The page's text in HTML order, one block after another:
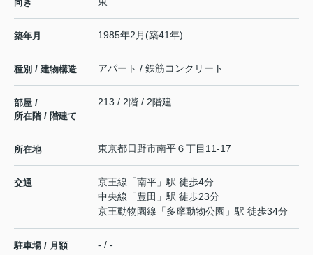
向き
築年月 1985年2月(築41年)
種別 / 建物構造 アパート / 鉄筋コンクリート
部屋 /
所在階 / 階建て
213 / 2階 / 2階建
所在地 東京都日野市南平６丁目11-17
交通 京王線 「南平 」駅 徒歩4分
中央線 「豊田 」駅 徒歩23分
京王動物園線 「多摩動物公園 」駅 徒歩34分
駐車場 / 月額 - / -